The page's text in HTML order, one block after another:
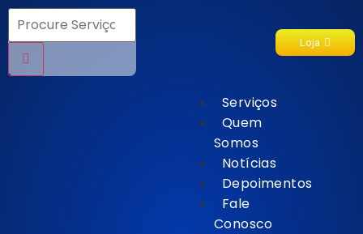
Serviços
Quem
Somos
Notícias
Depoimentos
Fale
Conosco
Loja